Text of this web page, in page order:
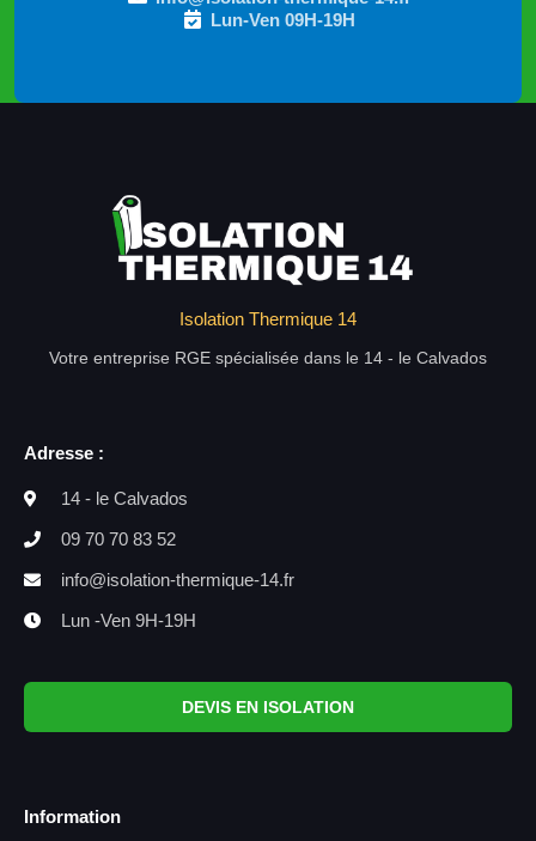
Lun-Ven 09H-19H
Isolation Thermique 14
Votre entreprise RGE spécialisée dans le 14 - le Calvados
Adresse :
14 - le Calvados
09 70 70 83 52
info@isolation-thermique-14.fr
Lun -Ven 9H-19H
DEVIS EN ISOLATION
Information